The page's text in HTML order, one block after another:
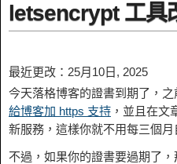
letsencrypt 工具
最近更改：25月10日, 2025
今天落格博客的證書到期了，之
給博客加 https 支持 ，並且在文
新服務，這樣你就不用每三個月
不過，如果你的證書要過期了